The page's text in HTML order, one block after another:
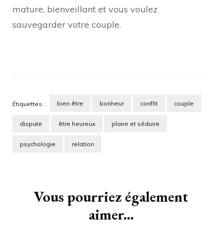
mature, bienveillant et vous voulez
sauvegarder votre couple.
Étiquettes : bien être bonheur conflit couple
dispute être heureux plaire et séduire
psychologie relation
Vous pourriez également
aimer...